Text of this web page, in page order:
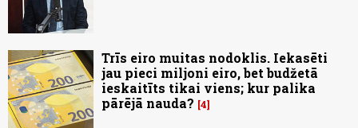
Trīs eiro muitas nodoklis. Iekasēti
jau pieci miljoni eiro, bet budžetā
ieskaitīts tikai viens; kur palika
pārējā nauda? 4